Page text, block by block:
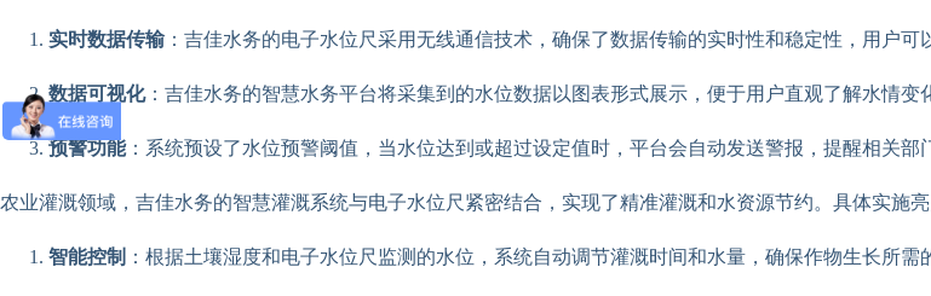
实时数据传输：吉佳水务的电子水位尺采用无线通信技术，确保了数据传输的实时性和稳定性，用户可
数据可视化：吉佳水务的智慧水务平台将采集到的水位数据以图表形式展示，便于用户直观了解水情变
预警功能：系统预设了水位预警阈值，当水位达到或超过设定值时，平台会自动发送警报，提醒相关部
农业灌溉领域，吉佳水务的智慧灌溉系统与电子水位尺紧密结合，实现了精准灌溉和水资源节约。具体实施亮
智能控制 ：根据土壤湿度和电子水位尺监测的水位，系统自动调节灌溉时间和水量，确保作物生长所需